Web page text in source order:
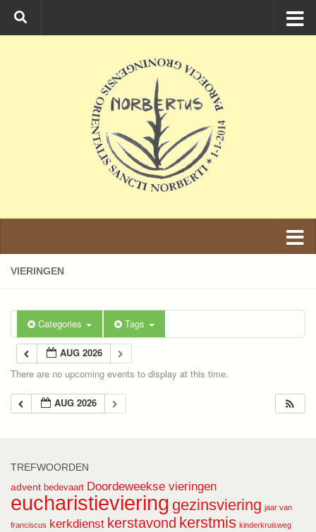
Ga naar de inhoud
VIERINGEN
Categories Tags
AUG 2026
There are no upcoming events to display at this time.
AUG 2026
TREFWOORDEN
advent bedevaart Doordeweekse vieringen
eucharistieviering gezinsviering jaar van
franciscus kerkdienst kerstavond kerstmis kinderkruisweg